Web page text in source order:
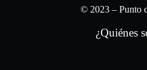
© 2023 – Punto
¿Quiénes